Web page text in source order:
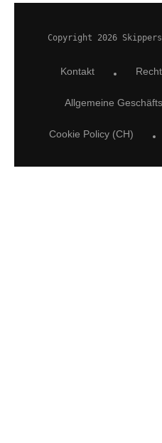
Copyright 2026
Kontakt
Allgemeine
Cookie Policy (CH)